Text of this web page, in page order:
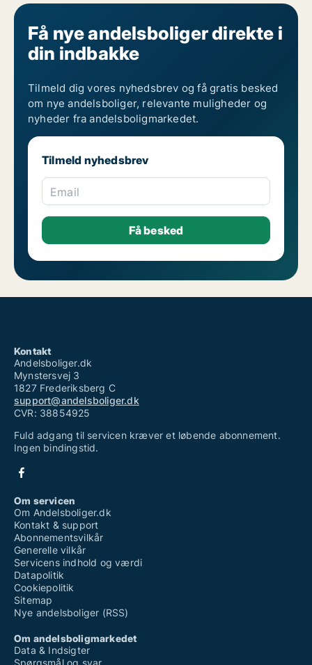
Få nye andelsboliger direkte i
din indbakke
Tilmeld dig vores nyhedsbrev og få gratis besked
om nye andelsboliger, relevante muligheder og
nyheder fra andelsboligmarkedet.
Tilmeld nyhedsbrev
Email
Kontakt
Andelsboliger.dk
Mynstersvej 3
1827 Frederiksberg C
support@andelsboliger.dk
CVR: 38854925
Fuld adgang til servicen kræver et løbende abonnement.
Ingen bindingstid.
Om servicen
Om Andelsboliger.dk
Kontakt & support
Abonnementsvilkår
Generelle vilkår
Servicens indhold og værdi
Datapolitik
Cookiepolitik
Sitemap
Nye andelsboliger (RSS)
Om andelsboligmarkedet
Data & Indsigter